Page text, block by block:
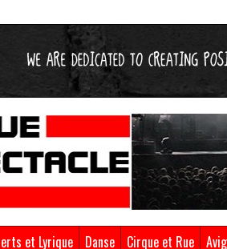
et Lyrique Danse Cirque et Rue